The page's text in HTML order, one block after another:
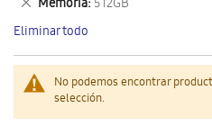
No podemos encontrar
selección.
artículo
Memoria 512GB
este
artículo
Eliminar todo